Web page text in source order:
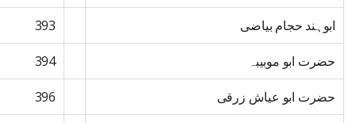
ابوہند حجام بیاضی 393
حضرت ابو موبیبہ 394
حضرت ابو عیاش زرقی 396